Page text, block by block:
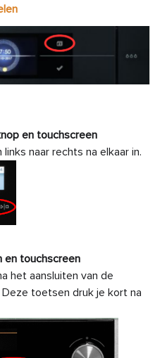
en touchscreen
naar rechts na elkaar in.
en touchscreen
het aansluiten van de
toetsen druk je kort na